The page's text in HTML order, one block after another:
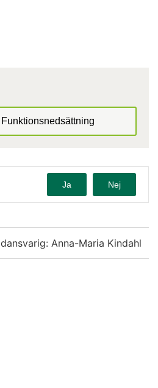
Funktionsnedsättning
Ja Nej
Anna-Maria Kindahl